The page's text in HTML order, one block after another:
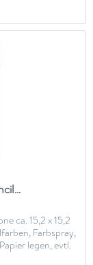
ca. 15,2 x 15,2
Farbspray,
legen, evtl.